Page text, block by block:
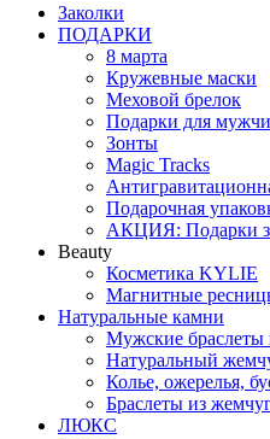
Заколки
ПОДАРКИ
8 марта
Кружевные маски
Меховой брелок
Подарки для
Зонты
Magic Tracks
Подарочная
АКЦИЯ: Подарки
Beauty
Косметика KYLIE
Магнитные
Натуральные камни
Мужские браслеты
Натуральный
Колье, ожерелья,
Браслеты из
ЛЮКС